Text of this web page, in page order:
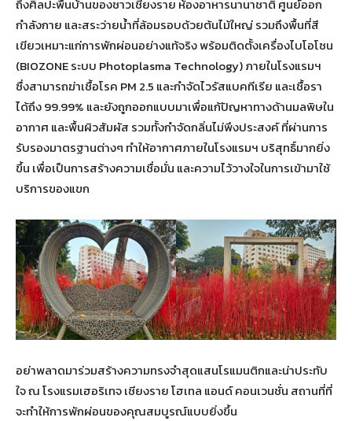
ถึงศิลปะพื้นบ้านของชาวเชียงราย ห้องอาหารนานาชาติ ศูนย์ออก
กำลังกาย และสระว่ายน้ำที่ล้อมรอบด้วยต้นไม้ใหญ่ รวมถึงพื้นที่สี
เขียวเหมาะแก่การพักผ่อนอย่างแท้จริง พร้อมติดตั้งเครื่องไบโอโซน
(BIOZONE ระบบ Photoplasma Technology) ภายในโรงแรมฯ
ซื่งสามารถฆ่าเชื้อโรค PM 2.5 และกำจัดไวรัสแบคทีเรีย และเชื้อรา
ได้ถึง 99.99% และยังถูกออกแบบมาเพื่อแก้ปัญหาทางด้านมลพิษใน
อากาศ และพื้นผิวสัมผัส รวมทั้งกำจัดกลิ่นไม่พึงประสงค์ ที่ผ่านการ
รับรองมาตรฐานต่างๆ ทำให้อากาศภายในโรงแรมฯ บริสุทธิ์มากยิ่ง
ขึ้น เพื่อเป็นการสร้างความเชื่อมั่น และความไว้วางใจในการเข้ามาใช้
บริการของแขก
อย่าพลาดมาร่วมสร้างความทรงจำสุดแสนโรแมนติกและน่าประทับ
ใจ ณ โรงแรมเฮอริเทจ เชียงราย โฮเทล แอนด์ คอนเวนชั่น สถานที่ที่
จะทำให้การพักผ่อนของคุณสมบูรณ์แบบยิ่งขึ้น